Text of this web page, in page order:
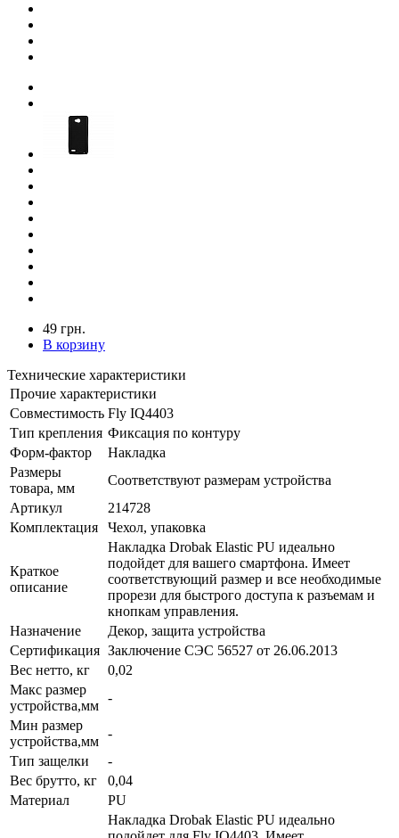
49 грн.
В корзину
Технические характеристики
Прочие характеристики
Совместимость Fly IQ4403
Тип крепления Фиксация по контуру
Форм-фактор
Накладка
Размеры
товара, мм
Соответствуют размерам устройства
Артикул
214728
Комплектация
Чехол, упаковка
Краткое
описание
Накладка Drobak Elastic PU идеально
подойдет для вашего смартфона. Имеет
соответствующий размер и все необходимые
прорези для быстрого доступа к разъемам и
кнопкам управления.
Назначение
Декор, защита устройства
Сертификация Заключение СЭС 56527 от 26.06.2013
Вес нетто, кг
0,02
Макс размер
устройства,мм
-
Мин размер
устройства,мм
-
Тип защелки
-
Вес брутто, кг
0,04
Материал
PU
Накладка Drobak Elastic PU идеально